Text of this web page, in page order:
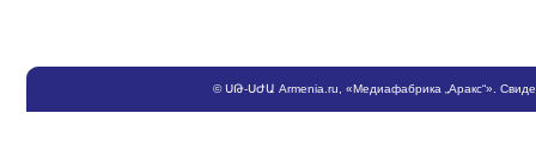
©ՍԹ-ՍԺԱ Armenia.ru , «Медиафабрика „Аракс“».